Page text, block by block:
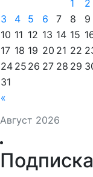
Август 2026
«
1
2
3
4 5 6 7 8
9
10 11 12 13 14 15
17 18 19 20 21 22
24 25 26 27 28 29
31